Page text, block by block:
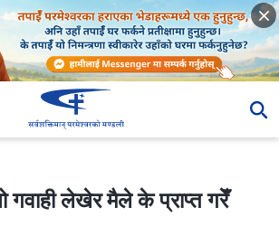
के प्राप्त गरेँ
गवाही लेखेर मैले के प्राप्त गरेँ